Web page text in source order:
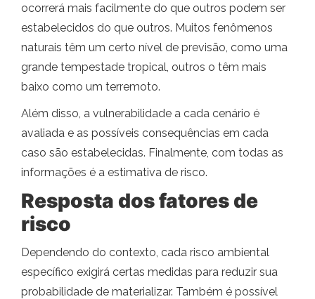
ocorrerá mais facilmente do que outros podem ser
estabelecidos do que outros. Muitos fenômenos
naturais têm um certo nível de previsão, como uma
grande tempestade tropical, outros o têm mais
baixo como um terremoto.
Além disso, a vulnerabilidade a cada cenário é
avaliada e as possíveis consequências em cada
caso são estabelecidas. Finalmente, com todas as
informações é a estimativa de risco.
Resposta dos fatores de
risco
Dependendo do contexto, cada risco ambiental
específico exigirá certas medidas para reduzir sua
probabilidade de materializar. Também é possível